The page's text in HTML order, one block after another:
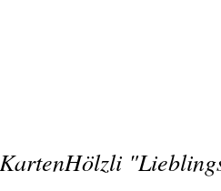
KartenHölzli